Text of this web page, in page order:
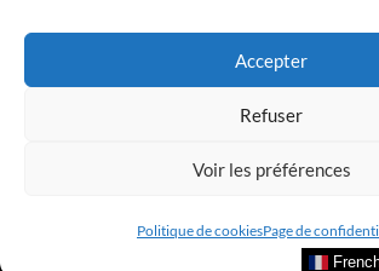
Accepter
Refuser
Voir les préférences
Politique de cookiesPage de